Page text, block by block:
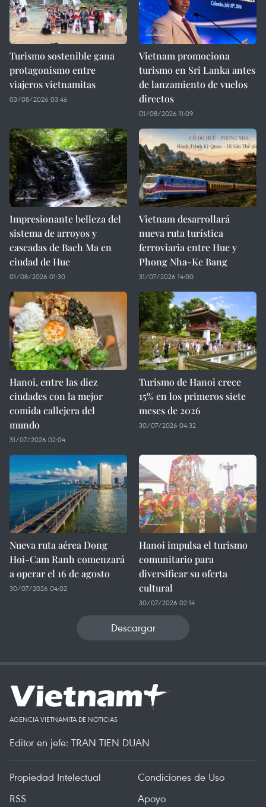
Turismo sostenible gana
protagonismo entre
viajeros vietnamitas
03/08/2026 03:46
Vietnam promociona
turismo en Sri Lanka antes
de lanzamiento de vuelos
directos
01/08/2026 11:09
Impresionante belleza del
sistema de arroyos y
cascadas de Bach Ma en
ciudad de Hue
01/08/2026 01:30
Vietnam desarrollará
nueva ruta turística
ferroviaria entre Hue y
Phong Nha-Ke Bang
31/07/2026 14:00
Hanoi, entre las diez
ciudades con la mejor
comida callejera del
mundo
31/07/2026 02:04
Turismo de Hanoi crece
15% en los primeros siete
meses de 2026
30/07/2026 04:32
Nueva ruta aérea Dong
Hoi-Cam Ranh comenzará
a operar el 16 de agosto
30/07/2026 04:02
Hanoi impulsa el turismo
comunitario para
diversificar su oferta
cultural
30/07/2026 02:14
Descargar
AGENCIA VIETNAMITA DE NOTICIAS
Editor en jefe: TRAN TIEN DUAN
Propiedad Intelectual
Condiciones de Uso
RSS
Apoyo